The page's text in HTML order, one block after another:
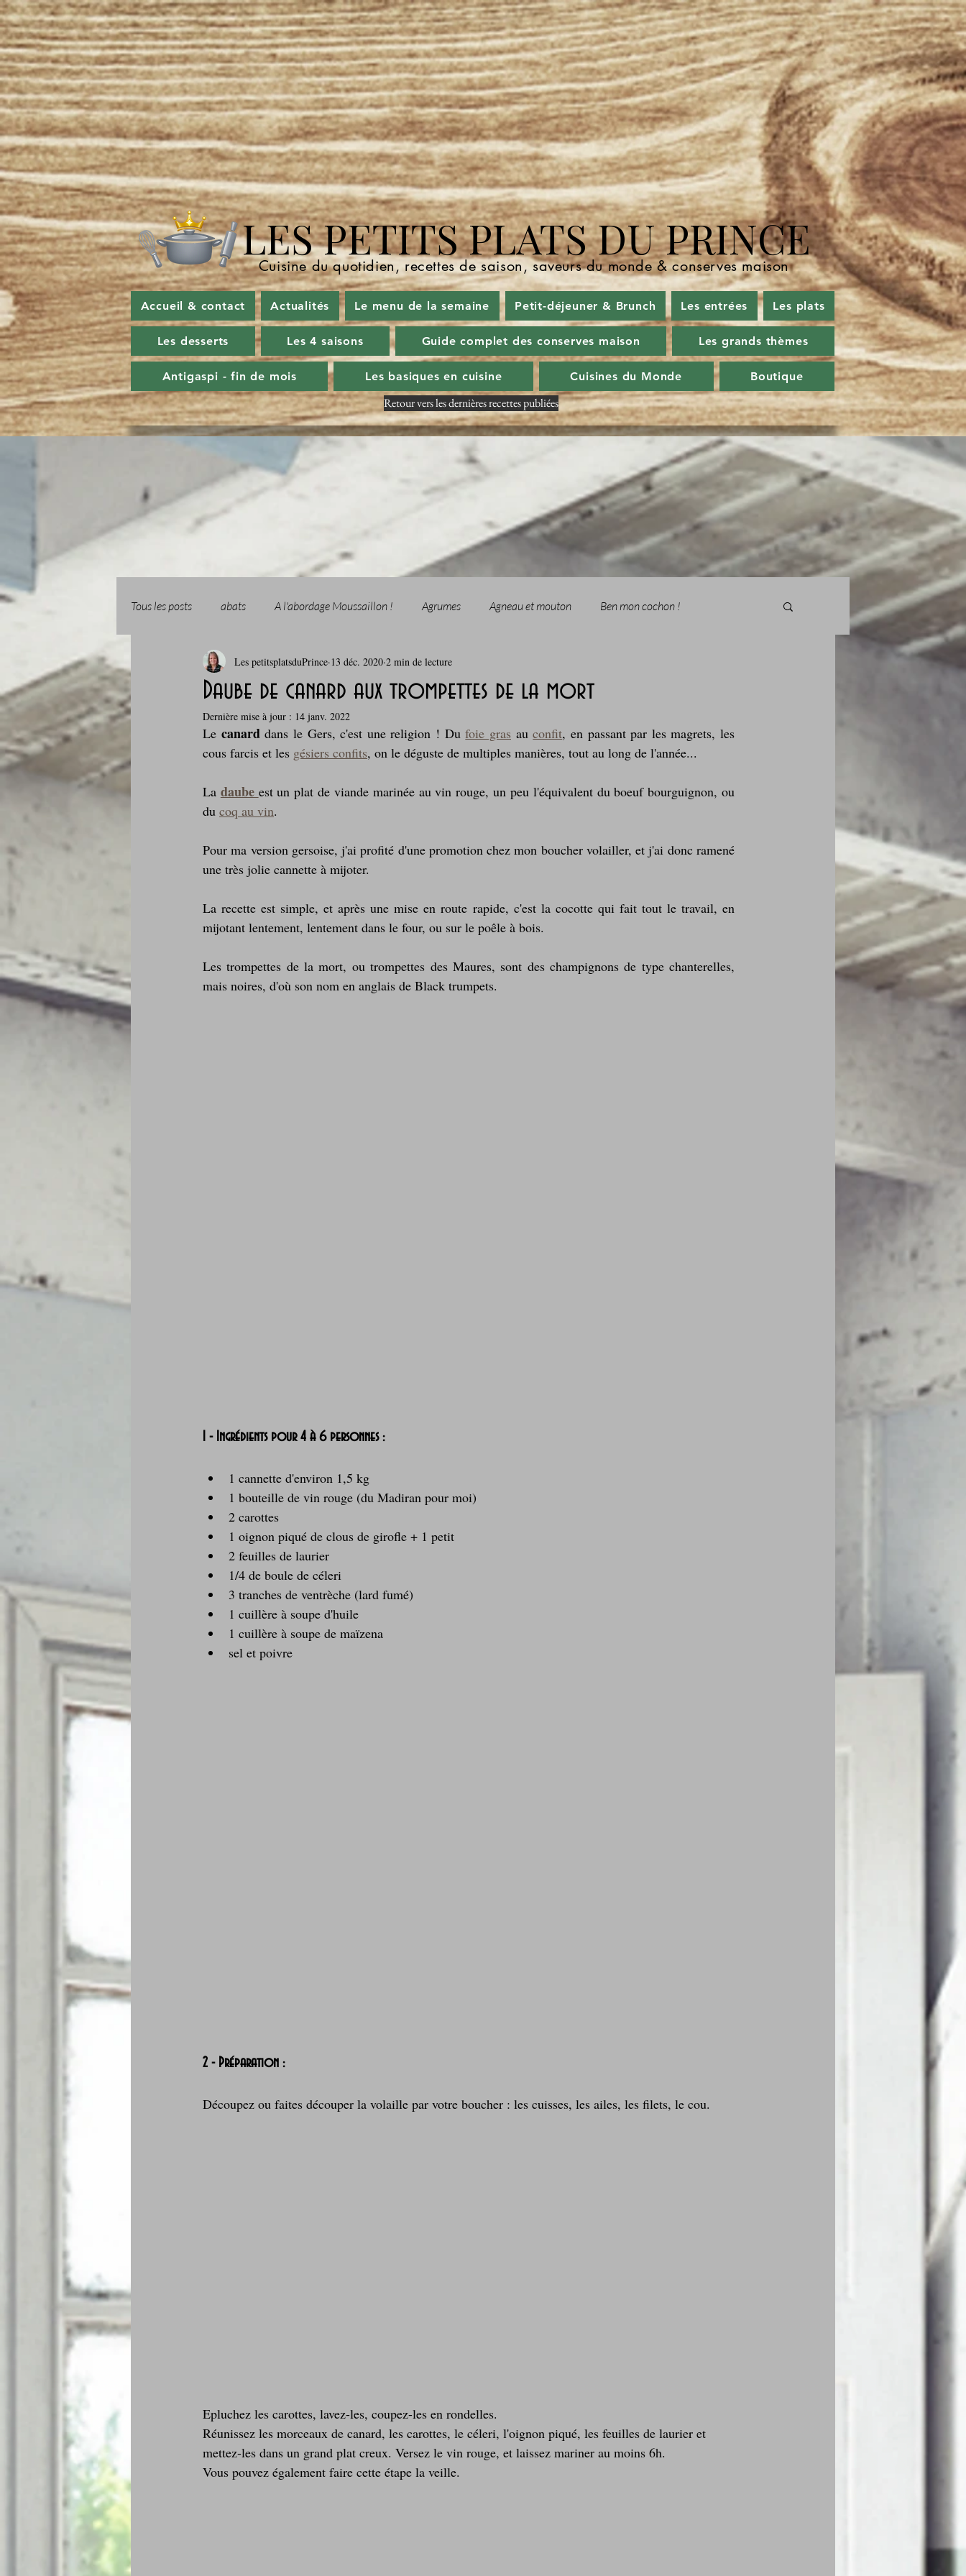
LES PETITS PLATS DU PRINCE
Cuisine du quotidien, recettes de saison, saveurs du monde & conserves maison
Accueil & contact Actualités Le menu de la semaine Petit-déjeuner & Brunch Les entrées Les plats
Les desserts Les 4 saisons Guide complet des conserves maison Les grands thèmes
Antigaspi - fin de mois Les basiques en cuisine Cuisines du Monde Boutique
Retour vers les dernières recettes publiées
Tous les posts abats A l'abordage Moussaillon ! Agrumes Agneau et mouton Ben mon cochon !
Boissons et cocktails Boulangerie Breakfast c'est la rentrée !
Comfort food, les recettes doudou Coquillages et crustacés
Daube de canard aux trompettes de la mort
Les petitsplatsduPrince 13 déc. 2020 2 min de lecture
Dernière mise à jour : 14 janv. 2022
Le canard dans le Gers, c'est une religion ! Du foie gras au confit, en passant par les magrets, les
cous farcis et les gésiers confits, on le déguste de multiples manières, tout au long de l'année...
La daube est un plat de viande marinée au vin rouge, un peu l'équivalent du boeuf bourguignon, ou
du coq au vin.
Pour ma version gersoise, j'ai profité d'une promotion chez mon boucher volailler, et j'ai donc ramené
une très jolie cannette à mijoter.
La recette est simple, et après une mise en route rapide, c'est la cocotte qui fait tout le travail, en
mijotant lentement, lentement dans le four, ou sur le poêle à bois.
Les trompettes de la mort, ou trompettes des Maures, sont des champignons de type chanterelles,
mais noires, d'où son nom en anglais de Black trumpets.
1 - Ingrédients pour 4 à 6 personnes :
1 cannette d'environ 1,5 kg
1 bouteille de vin rouge (du Madiran pour moi)
2 carottes
1 oignon piqué de clous de girofle + 1 petit
2 feuilles de laurier
1/4 de boule de céleri
3 tranches de ventrèche (lard fumé)
1 cuillère à soupe d'huile
1 cuillère à soupe de maïzena
sel et poivre
2 - Préparation :
Découpez ou faites découper la volaille par votre boucher : les cuisses, les ailes, les filets, le cou.
Epluchez les carottes, lavez-les, coupez-les en rondelles.
Réunissez les morceaux de canard, les carottes, le céleri, l'oignon piqué, les feuilles de laurier et
mettez-les dans un grand plat creux. Versez le vin rouge, et laissez mariner au moins 6h.
Vous pouvez également faire cette étape la veille.